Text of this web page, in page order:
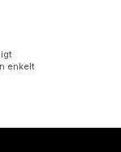
enkelt